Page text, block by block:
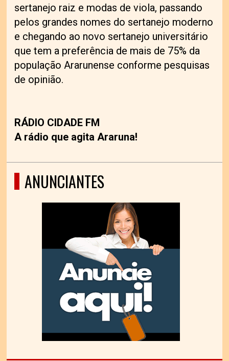
sertanejo raiz e modas de viola, passando
pelos grandes nomes do sertanejo moderno
e chegando ao novo sertanejo universitário
que tem a preferência de mais de 75% da
população Ararunense conforme pesquisas
de opinião.
RÁDIO CIDADE FM
A rádio que agita Araruna!
ANUNCIANTES